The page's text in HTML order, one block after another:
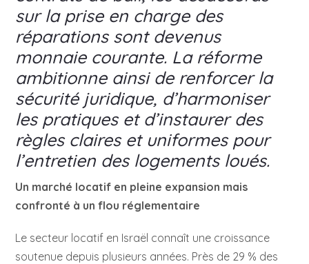
sur la prise en charge des
réparations sont devenus
monnaie courante. La réforme
ambitionne ainsi de renforcer la
sécurité juridique, d’harmoniser
les pratiques et d’instaurer des
règles claires et uniformes pour
l’entretien des logements loués.
Un marché locatif en pleine expansion mais
confronté à un flou réglementaire
Le secteur locatif en Israël connaît une croissance
soutenue depuis plusieurs années. Près de 29 % des